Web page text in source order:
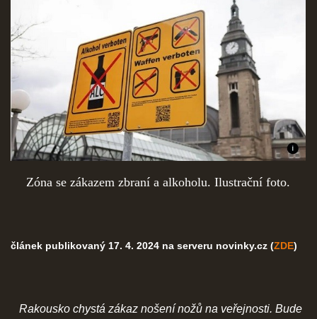
Zóna se zákazem zbraní a alkoholu. Ilustrační foto.
článek publikovaný 17. 4. 2024 na serveru novinky.cz (ZDE)
Rakousko chystá zákaz nošení nožů na veřejnosti. Bude